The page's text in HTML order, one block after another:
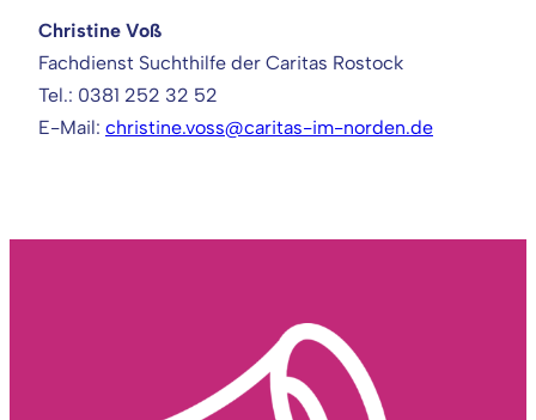
Christine Voß
Fachdienst Suchthilfe der Caritas Rostock
Tel.: 0381 252 32 52
E-Mail: christine.voss@caritas-im-norden.de